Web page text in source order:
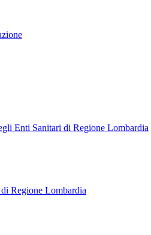
Enti Sanitari di Regione Lombardia
Regione Lombardia